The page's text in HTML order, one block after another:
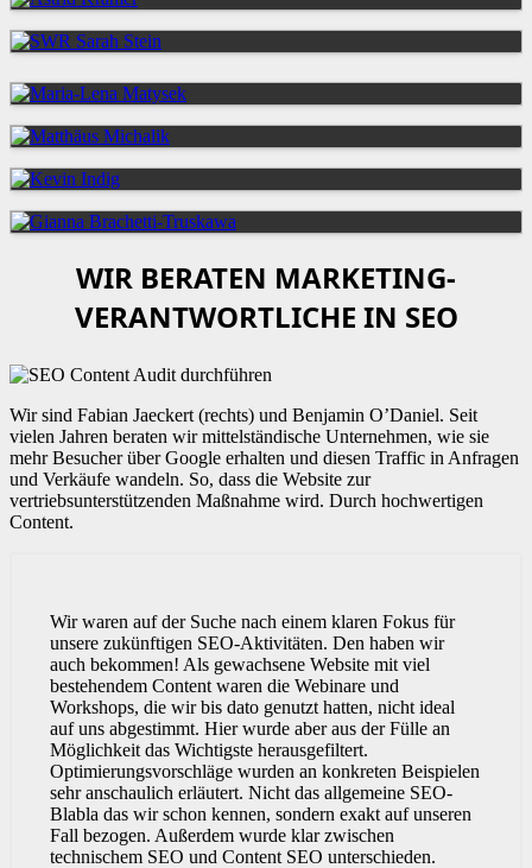
WIR BERATEN MARKETING-
VERANTWORTLICHE IN SEO
Wir sind Fabian Jaeckert (rechts) und Benjamin O’Daniel. Seit
vielen Jahren beraten wir mittelständische Unternehmen, wie sie
mehr Besucher über Google erhalten und diesen Traffic in Anfragen
und Verkäufe wandeln. So, dass die Website zur
vertriebsunterstützenden Maßnahme wird. Durch hochwertigen
Content.
Wir waren auf der Suche nach einem klaren Fokus für
unsere zukünftigen SEO-Aktivitäten. Den haben wir
auch bekommen! Als gewachsene Website mit viel
bestehendem Content waren die Webinare und
Workshops, die wir bis dato genutzt hatten, nicht ideal
auf uns abgestimmt. Hier wurde aber aus der Fülle an
Möglichkeit das Wichtigste herausgefiltert.
Optimierungsvorschläge wurden an konkreten Beispielen
sehr anschaulich erläutert. Nicht das allgemeine SEO-
Blabla das wir schon kennen, sondern exakt auf unseren
Fall bezogen. Außerdem wurde klar zwischen
technischem SEO und Content SEO unterschieden.